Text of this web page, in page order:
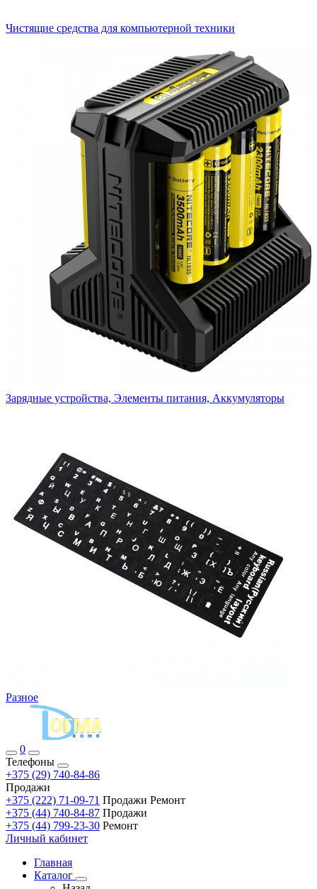
Чистящие средства для компьютерной техники
Зарядные устройства, Элементы питания, Аккумуляторы
Разное
0
Телефоны
+375 (29) 740-84-86
Продажи
+375 (222) 71-09-71 Продажи Ремонт
+375 (44) 740-84-87 Продажи
+375 (44) 799-23-30 Ремонт
Личный кабинет
Главная
Каталог